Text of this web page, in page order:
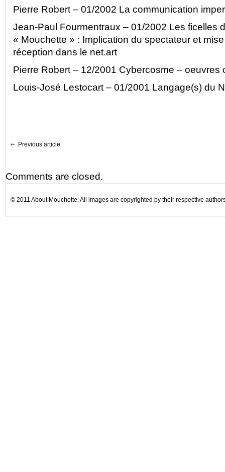
Pierre Robert – 01/2002 La communication
Jean-Paul Fourmentraux – 01/2002 Les ficelles
« Mouchette » : Implication du spectateur et
réception dans le net.art
Pierre Robert – 12/2001 Cybercosme – oeuvres
Louis-José Lestocart – 01/2001 Langage(s) du
Previous article
Comments are closed.
© 2011 About Mouchette. All images are copyrighted by their respective